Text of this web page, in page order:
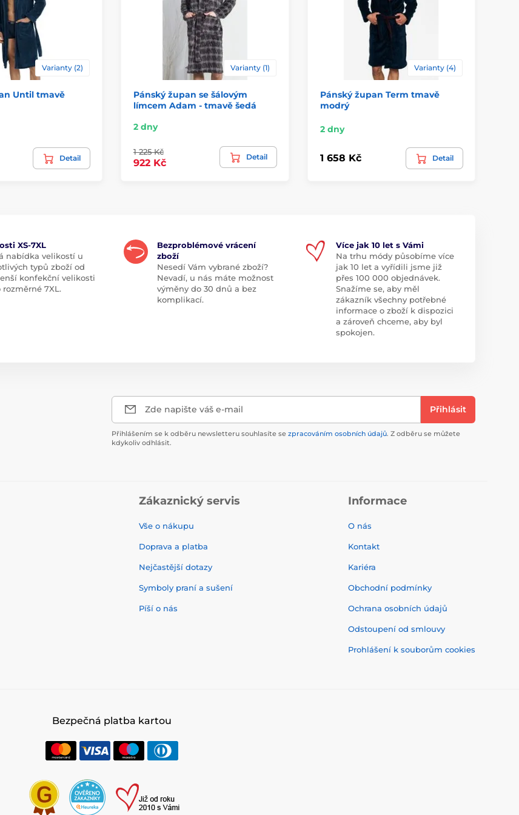
Varianty (2)
Until tmavě
Detail
Varianty (1)
Pánský župan se šálovým
límcem Adam - tmavě šedá
2 dny
1 225 Kč
922 Kč
Detail
Varianty (4)
Pánský župan Term tmavě
modrý
2 dny
1 658 Kč Detail
XS-7XL
nabídka velikostí u
typů zboží od
konfekční velikosti
rozměrné 7XL.
Bezproblémové vrácení
zboží
Nesedí Vám vybrané zboží?
Nevadí, u nás máte možnost
výměny do 30 dnů a bez
komplikací.
Více jak 10 let s Vámi
Na trhu módy působíme více
jak 10 let a vyřídili jsme již
přes 100 000 objednávek.
Snažíme se, aby měl
zákazník všechny potřebné
informace o zboží k dispozici
a zároveň chceme, aby byl
spokojen.
Zde napište váš e-mail Přihlásit
Přihlášením se k odběru newsletteru souhlasíte se zpracováním osobních údajů. Z odběru se můžete
kdykoliv odhlásit.
Zákaznický servis
Vše o nákupu
Doprava a platba
Nejčastější dotazy
Symboly praní a sušení
Píší o nás
Informace
O nás
Kontakt
Kariéra
Obchodní podmínky
Ochrana osobních údajů
Odstoupení od smlouvy
Prohlášení k souborům cookies
Bezpečná platba kartou